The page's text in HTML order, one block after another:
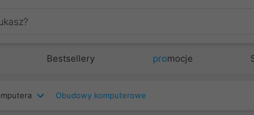
Bestsellery promocje
Obudowy komputerowe